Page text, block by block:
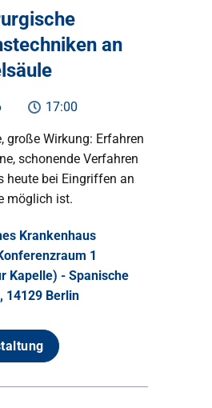
an
17:00
große Wirkung: Erfahren
schonende Verfahren
heute bei Eingriffen an
möglich ist.
Krankenhaus
1
Kapelle) - Spanische
14129 Berlin